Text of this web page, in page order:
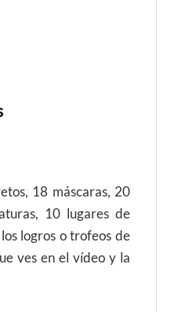
18 máscaras, 20
10 lugares de
logros o trofeos de
ves en el vídeo y la